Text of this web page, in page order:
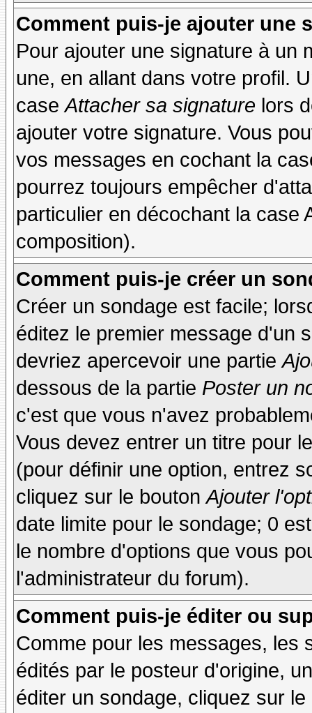
Comment puis-je ajouter une
Pour ajouter une signature à un
une, en allant dans votre profil.
caseAttacher sa signature lors
ajouter votre signature. Vous
vos messages en cochant la
pourrez toujours empêcher
particulier en décochant la case
composition).
Comment puis-je créer un
Créer un sondage est facile;
éditez le premier message d'un
devriez apercevoir une partie
dessous de la partie Poster un
c'est que vous n'avez
Vous devez entrer un titre pour
(pour définir une option, entrez
cliquez sur le boutonAjouter
date limite pour le sondage; 0
le nombre d'options que vous
l'administrateur du forum).
Comment puis-je éditer ou
Comme pour les messages, les
édités par le posteur d'origine,
éditer un sondage, cliquez sur